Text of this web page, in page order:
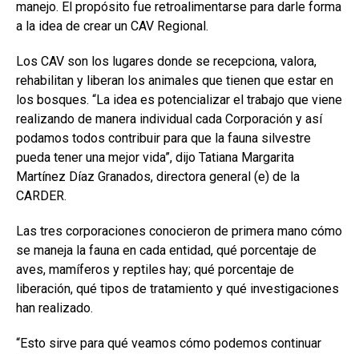
manejo. El propósito fue retroalimentarse para darle forma
a la idea de crear un CAV Regional.
Los CAV son los lugares donde se recepciona, valora,
rehabilitan y liberan los animales que tienen que estar en
los bosques. “La idea es potencializar el trabajo que viene
realizando de manera individual cada Corporación y así
podamos todos contribuir para que la fauna silvestre
pueda tener una mejor vida”, dijo Tatiana Margarita
Martínez Díaz Granados, directora general (e) de la
CARDER.
Las tres corporaciones conocieron de primera mano cómo
se maneja la fauna en cada entidad, qué porcentaje de
aves, mamíferos y reptiles hay; qué porcentaje de
liberación, qué tipos de tratamiento y qué investigaciones
han realizado.
“Esto sirve para qué veamos cómo podemos continuar